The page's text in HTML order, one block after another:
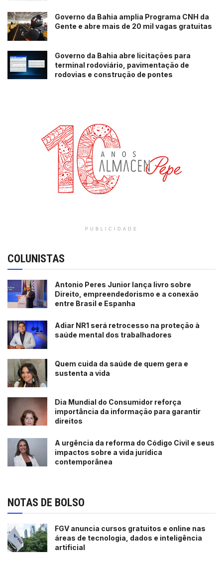
Governo da Bahia amplia Programa CNH da
Gente e abre mais de 20 mil vagas gratuitas
Governo da Bahia abre licitações para
terminal rodoviário, pavimentação de
rodovias e construção de pontes
PUBLICIDADE
COLUNISTAS
Antonio Peres Junior lança livro sobre
Direito, empreendedorismo e a conexão
entre Brasil e Espanha
Adiar NR1 será retrocesso na proteção à
saúde mental dos trabalhadores
Quem cuida da saúde de quem gera e
sustenta a vida
Dia Mundial do Consumidor reforça
importância da informação para garantir
direitos
A urgência da reforma do Código Civil e seus
impactos sobre a vida jurídica
contemporânea
NOTAS DE BOLSO
FGV anuncia cursos gratuitos e online nas
áreas de tecnologia, dados e inteligência
artificial